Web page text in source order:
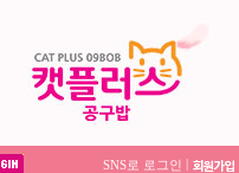
SNS로 로그인 |